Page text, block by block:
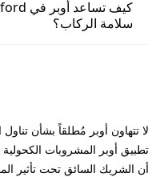
سلامة الركاب؟
لا تتهاون أوبر مُطلقاً بشأن
تطبيق أوبر المشروبات
أن الشريك السائق تحت تأثير